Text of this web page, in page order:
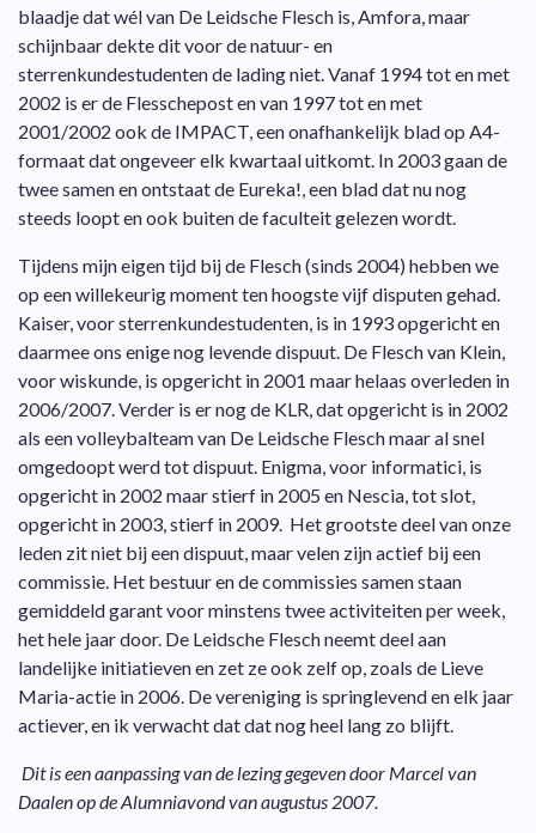
blaadje dat wél van De Leidsche Flesch is, Amfora, maar
schijnbaar dekte dit voor de natuur- en
sterrenkundestudenten de lading niet. Vanaf 1994 tot en met
2002 is er de Flesschepost en van 1997 tot en met
2001/2002 ook de IMPACT, een onafhankelijk blad op A4-
formaat dat ongeveer elk kwartaal uitkomt. In 2003 gaan de
twee samen en ontstaat de Eureka!, een blad dat nu nog
steeds loopt en ook buiten de faculteit gelezen wordt.
Tijdens mijn eigen tijd bij de Flesch (sinds 2004) hebben we
op een willekeurig moment ten hoogste vijf disputen gehad.
Kaiser, voor sterrenkundestudenten, is in 1993 opgericht en
daarmee ons enige nog levende dispuut. De Flesch van Klein,
voor wiskunde, is opgericht in 2001 maar helaas overleden in
2006/2007. Verder is er nog de KLR, dat opgericht is in 2002
als een volleybalteam van De Leidsche Flesch maar al snel
omgedoopt werd tot dispuut. Enigma, voor informatici, is
opgericht in 2002 maar stierf in 2005 en Nescia, tot slot,
opgericht in 2003, stierf in 2009. Het grootste deel van onze
leden zit niet bij een dispuut, maar velen zijn actief bij een
commissie. Het bestuur en de commissies samen staan
gemiddeld garant voor minstens twee activiteiten per week,
het hele jaar door. De Leidsche Flesch neemt deel aan
landelijke initiatieven en zet ze ook zelf op, zoals de Lieve
Maria-actie in 2006. De vereniging is springlevend en elk jaar
actiever, en ik verwacht dat dat nog heel lang zo blijft.
Dit is een aanpassing van de lezing gegeven door Marcel van
Daalen op de Alumniavond van augustus 2007.